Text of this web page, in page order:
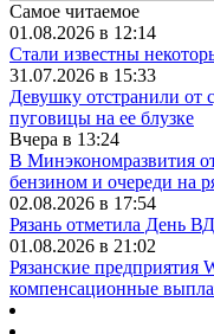
Самое читаемое
01.08.2026 в 12:14
Стали известны
31.07.2026 в 15:33
Девушку отстранили от
пуговицы на ее блузке
Вчера в 13:24
В Минэкономразвития
бензином и очереди на
02.08.2026 в 17:54
Рязань отметила День
01.08.2026 в 21:02
Рязанские предприятия
компенсационные